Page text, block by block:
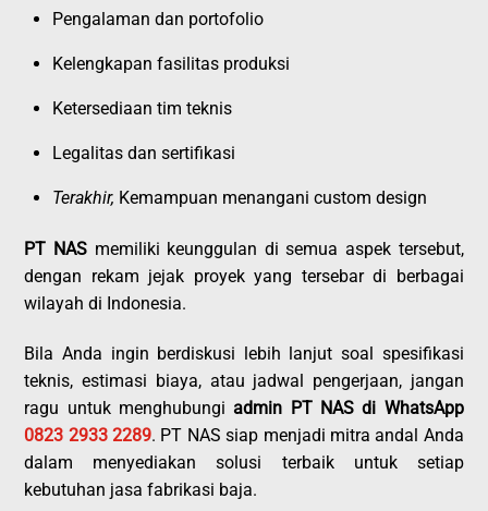
Pengalaman dan portofolio
Kelengkapan fasilitas produksi
Ketersediaan tim teknis
Legalitas dan sertifikasi
Terakhir, Kemampuan menangani custom design
PT NAS memiliki keunggulan di semua aspek tersebut,
dengan rekam jejak proyek yang tersebar di berbagai
wilayah di Indonesia.
Bila Anda ingin berdiskusi lebih lanjut soal spesifikasi
teknis, estimasi biaya, atau jadwal pengerjaan, jangan
ragu untuk menghubungiadmin PT NAS di WhatsApp
0823 2933 2289. PT NAS siap menjadi mitra andal Anda
dalam menyediakan solusi terbaik untuk setiap
kebutuhan jasa fabrikasi baja.